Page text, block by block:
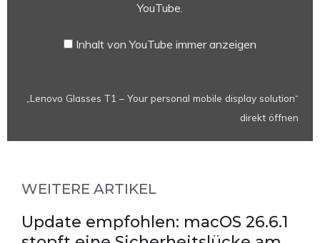
YouTube.
Inhalt von YouTube immer anzeigen
„Lenovo Glasses T1 – Your personal mobile display solution“
direkt öffnen
WEITERE ARTIKEL
Update empfohlen: macOS 26.6.1